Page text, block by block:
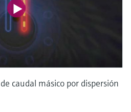
caudal másico por dispersión